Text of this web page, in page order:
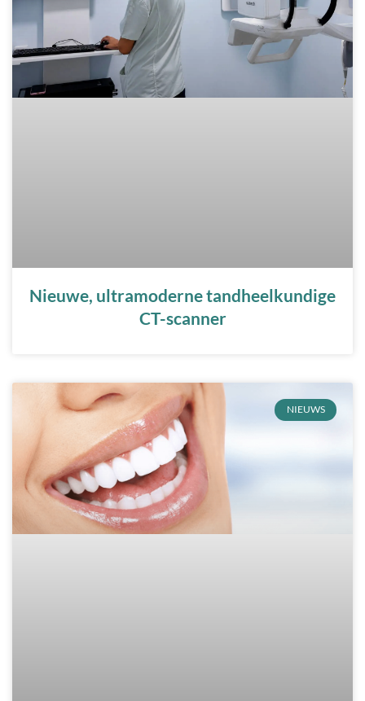
Nieuwe, ultramoderne tandheelkundige
CT-scanner
NIEUWS